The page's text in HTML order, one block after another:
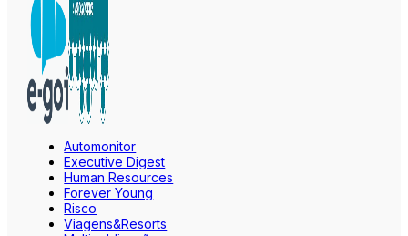
Automonitor
Executive Digest
Human Resources
Forever Young
Risco
Viagens&Resorts